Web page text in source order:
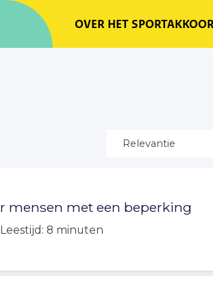
OVER HET
mensen met een beperking
Leestijd: 8 minuten